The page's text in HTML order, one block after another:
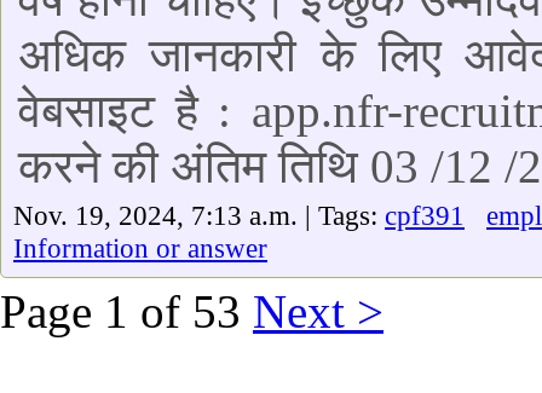
अधिक जानकारी के लिए
वेबसाइट है : app.nfr-
करने की अंतिम तिथि 03 /12 /
Nov. 19, 2024, 7:13 a.m. | Tags: cpf391
Information or answer
Page 1 of 53 Next >